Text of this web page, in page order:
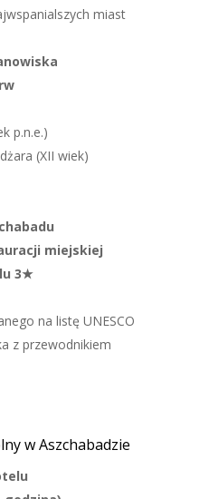
miast
p.n.e.)
(XII wiek)
miejskiej
3★
na listę UNESCO
z przewodnikiem
w Aszchabadzie